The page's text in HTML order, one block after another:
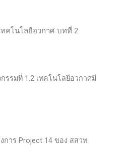
ทคโนโลยีอวกาศ บทที่ 2
รรมที่ 1.2 เทคโนโลยีอวกาศมี
าร Project 14 ของ สสวท.